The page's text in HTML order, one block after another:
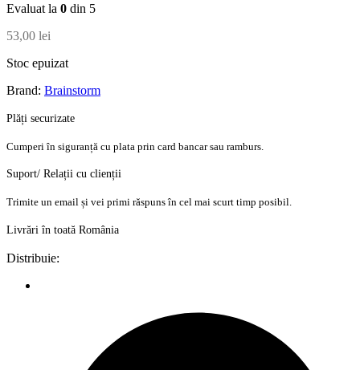
Evaluat la 0 din 5
53,00 lei
Stoc epuizat
Brand: Brainstorm
Plăți securizate
Cumperi în siguranță cu plata prin card bancar sau ramburs.
Suport/ Relații cu clienții
Trimite un email și vei primi răspuns în cel mai scurt timp posibil.
Livrări în toată România
Distribuie: